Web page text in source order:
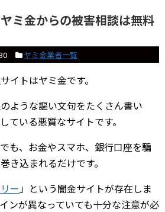
ミ金からの被害相談は無料
ヤミ金業者一覧
イトはヤミ金です。
ような謳い文句をたくさん書い
ている悪質なサイトです。
も、お金やスマホ、銀行口座を騙
き込まれるだけです。
ー」という闇金サイトが存在しま
ンが異なっていても十分な注意が必